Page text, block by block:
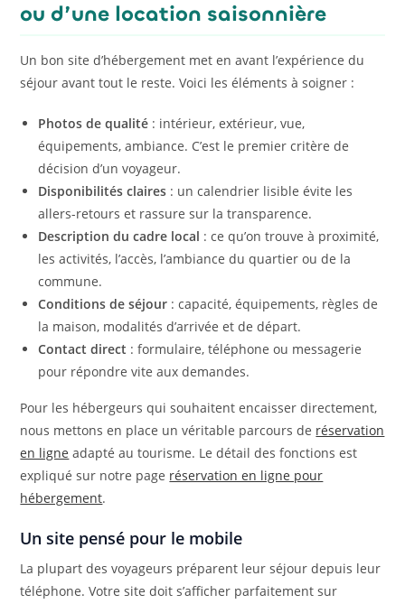
ou d’une location saisonnière
Un bon site d’hébergement met en avant l’expérience du
séjour avant tout le reste. Voici les éléments à soigner :
Photos de qualité : intérieur, extérieur, vue,
équipements, ambiance. C’est le premier critère de
décision d’un voyageur.
Disponibilités claires : un calendrier lisible évite les
allers-retours et rassure sur la transparence.
Description du cadre local : ce qu’on trouve à proximité,
les activités, l’accès, l’ambiance du quartier ou de la
commune.
Conditions de séjour : capacité, équipements, règles de
la maison, modalités d’arrivée et de départ.
Contact direct : formulaire, téléphone ou messagerie
pour répondre vite aux demandes.
Pour les hébergeurs qui souhaitent encaisser directement,
nous mettons en place un véritable parcours de réservation
en ligne adapté au tourisme. Le détail des fonctions est
expliqué sur notre page réservation en ligne pour
hébergement.
Un site pensé pour le mobile
La plupart des voyageurs préparent leur séjour depuis leur
téléphone. Votre site doit s’afficher parfaitement sur